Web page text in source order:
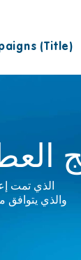
(Title)
والذي يتوافق